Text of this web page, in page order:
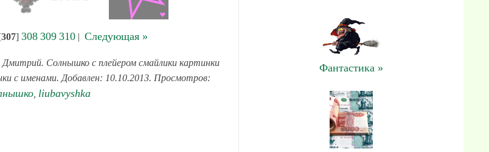
307] 308 309 310| Следующая »
Дмитрий. Солнышко с плейером смайлики картинки
с именами. Добавлен: 10.10.2013. Просмотров:
, liubavyshka
Фантастика »